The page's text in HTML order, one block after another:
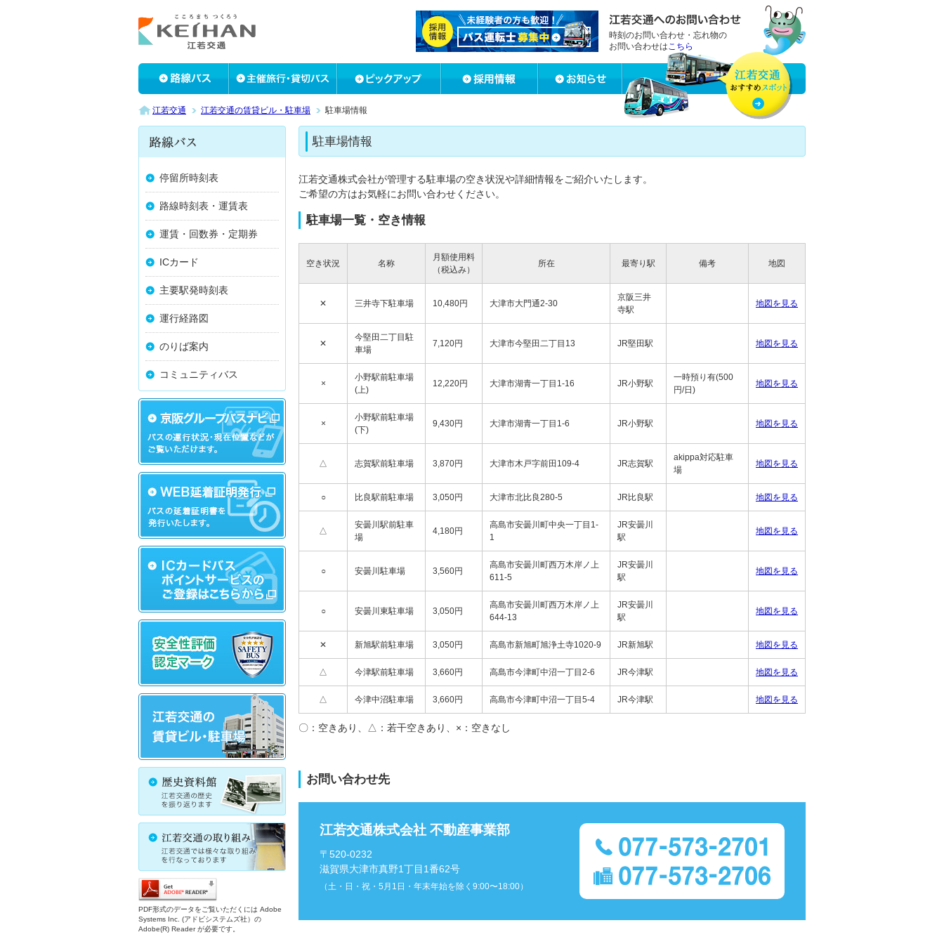
時刻のお問い合わせ・忘れ物の
お問い合わせはこちら
江若交通 江若交通の賃貸ビル・駐車場 駐車場情報
停留所時刻表
路線時刻表・運賃表
運賃・回数券・定期券
ICカード
主要駅発時刻表
運行経路図
のりば案内
コミュニティバス
PDF形式のデータをご覧いただくには Adobe
Systems Inc. (アドビシステムズ社）の
Adobe(R) Reader が必要です。
駐車場情報
江若交通株式会社が管理する駐車場の空き状況や詳細情報をご紹介いたします。
ご希望の方はお気軽にお問い合わせください。
駐車場一覧・空き情報
空き状況 名称
月額使用料
（税込み）
所在 最寄り駅 備考 地図
✕ 三井寺下駐車場 10,480円 大津市大門通2-30
京阪三井
寺駅
地図を見る
✕
今堅田二丁目駐
車場
7,120円 大津市今堅田二丁目13 JR堅田駅 地図を見る
×
小野駅前駐車場
(上)
12,220円 大津市湖青一丁目1-16 JR小野駅
一時預り有(500
円/日)
地図を見る
×
小野駅前駐車場
(下)
9,430円 大津市湖青一丁目1-6 JR小野駅 地図を見る
△ 志賀駅前駐車場 3,870円 大津市木戸字前田109-4 JR志賀駅
akippa対応駐車
場
地図を見る
○ 比良駅前駐車場 3,050円 大津市北比良280-5 JR比良駅 地図を見る
△
安曇川駅前駐車
場
4,180円
高島市安曇川町中央一丁目1-
1
JR安曇川
駅
地図を見る
○ 安曇川駐車場 3,560円
高島市安曇川町西万木岸ノ上
611-5
JR安曇川
駅
地図を見る
○ 安曇川東駐車場 3,050円
高島市安曇川町西万木岸ノ上
644-13
JR安曇川
駅
地図を見る
✕ 新旭駅前駐車場 3,050円 高島市新旭町旭浄土寺1020-9 JR新旭駅 地図を見る
△ 今津駅前駐車場 3,660円 高島市今津町中沼一丁目2-6 JR今津駅 地図を見る
△ 今津中沼駐車場 3,660円 高島市今津町中沼一丁目5-4 JR今津駅 地図を見る
〇：空きあり、△：若干空きあり、×：空きなし
お問い合わせ先
江若交通株式会社 不動産事業部
〒520-0232
滋賀県大津市真野1丁目1番62号
（土・日・祝・5月1日・年末年始を除く9:00〜18:00）